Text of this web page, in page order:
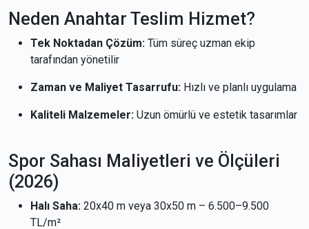
Neden Anahtar Teslim Hizmet?
Tek Noktadan Çözüm: Tüm süreç uzman ekip
tarafından yönetilir
Zaman ve Maliyet Tasarrufu: Hızlı ve planlı uygulama
Kaliteli Malzemeler: Uzun ömürlü ve estetik tasarımlar
Spor Sahası Maliyetleri ve Ölçüleri
(2026)
Halı Saha: 20x40 m veya 30x50 m – 6.500–9.500
TL/m²